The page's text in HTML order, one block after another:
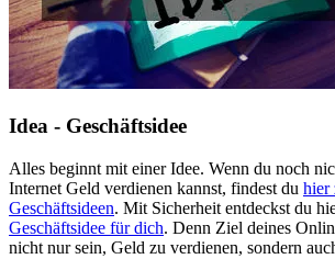
Idea - Geschäftsidee
Alles beginnt mit einer Idee. Wenn du noch
Internet Geld verdienen kannst, findest du hier
Geschäftsideen. Mit Sicherheit entdeckst du
Geschäftsidee für dich. Denn Ziel deines
nicht nur sein, Geld zu verdienen, sondern